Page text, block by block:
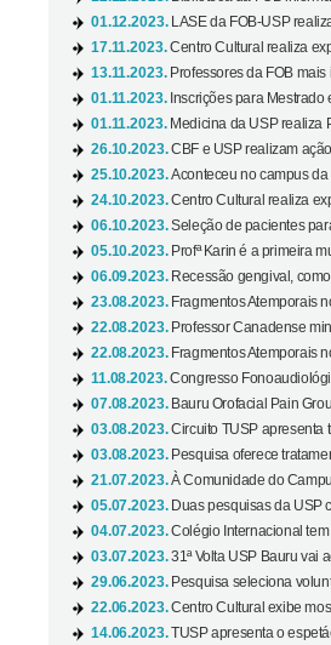
01.12.2023.
LASE da FOB-USP
17.11.2023.Centro Cultural realiza
13.11.2023. Professores da FOB
01.11.2023. Inscrições para
01.11.2023. Medicina da USP realiza
26.10.2023.CBF e USP realizam
25.10.2023.Aconteceu no campus da
24.10.2023.Centro Cultural realiza
06.10.2023.Seleção de pacientes
05.10.2023. Profª Karin é a primeira
06.09.2023. Recessão gengival,
23.08.2023. Fragmentos Atemporais
22.08.2023. Professor Canadense
22.08.2023. Fragmentos Atemporais
11.08.2023.Congresso
07.08.2023. Bauru Orofacial Pain
03.08.2023.Circuito TUSP apresenta
03.08.2023. Pesquisa oferece
21.07.2023.À Comunidade do
05.07.2023. Duas pesquisas da USP
04.07.2023.Colégio Internacional
03.07.2023.31ª Volta USP Bauru vai
29.06.2023. Pesquisa seleciona
22.06.2023.Centro Cultural exibe
14.06.2023.TUSP apresenta o